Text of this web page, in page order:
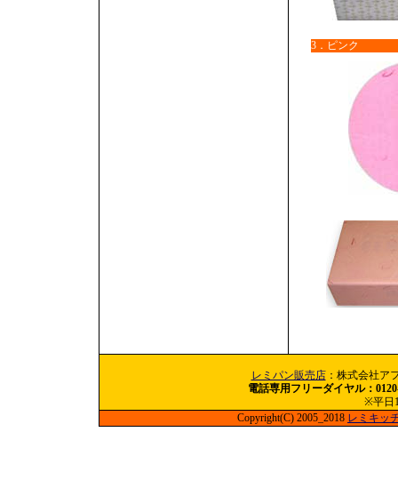
3．ピンク
レミパン販売店：株式会社ア
電話専用フリーダイヤル：
※平日
Copyright(C) 2005_2018 レミキッ